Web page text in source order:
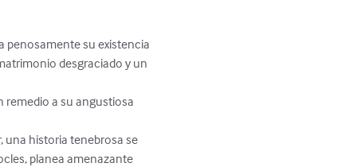
penosamente su existencia
desgraciado y un
remedio a su angustiosa
una historia tenebrosa se
planea amenazante